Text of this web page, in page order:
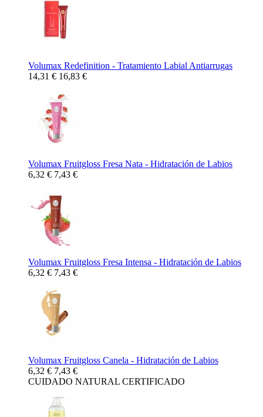
Volumax Redefinition - Tratamiento Labial Antiarrugas
14,31 € 16,83 €
Volumax Fruitgloss Fresa Nata - Hidratación de Labios
6,32 € 7,43 €
Volumax Fruitgloss Fresa Intensa - Hidratación de Labios
6,32 € 7,43 €
Volumax Fruitgloss Canela - Hidratación de Labios
6,32 € 7,43 €
CUIDADO NATURAL CERTIFICADO